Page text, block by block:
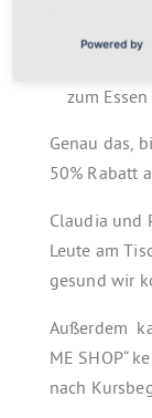
Du
zum Essen
Genau das,
50% Rabatt
Claudia und
Leute am
gesund wir
Außerdem
ME SHOP“
nach
Powered by